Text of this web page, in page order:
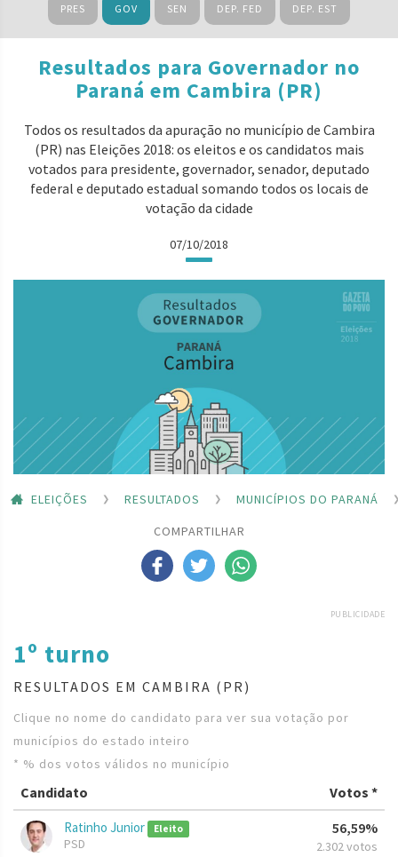
PRES GOV SEN DEP. FED DEP. EST
Resultados para Governador no
Paraná em Cambira (PR)
Todos os resultados da apuração no município de Cambira
(PR) nas Eleições 2018: os eleitos e os candidatos mais
votados para presidente, governador, senador, deputado
federal e deputado estadual somando todos os locais de
votação da cidade
07/10/2018
ELEIÇÕES RESULTADOS
MUNICÍPIOS DO PARANÁ
COMPARTILHAR
PUBLICIDADE
1º turno
RESULTADOS EM CAMBIRA (PR)
Clique no nome do candidato para ver sua votação por
municípios do estado inteiro
* % dos votos válidos no município
Candidato Votos *
Ratinho Junior Eleito
PSD
56,59%
2.302 votos